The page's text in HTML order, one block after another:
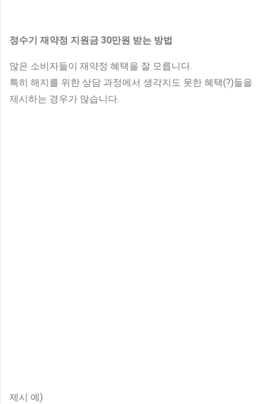
정수기 재약정 지원금 30만원 받는 방법
많은 소비자들이 재약정 혜택을 잘 모릅니다.
특히 해지를 위한 상담 과정에서 생각지도 못한 혜택(?)들을
제시하는 경우가 많습니다.
제시 예)